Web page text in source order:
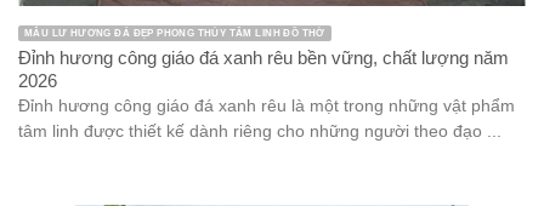
MẪU LƯ HƯƠNG ĐÁ ĐẸP PHONG THỦY TÂM LINH ĐỒ THỜ
Đỉnh hương công giáo đá xanh rêu bền vững, chất lượng năm
2026
Đỉnh hương công giáo đá xanh rêu là một trong những vật phẩm
tâm linh được thiết kế dành riêng cho những người theo đạo ...